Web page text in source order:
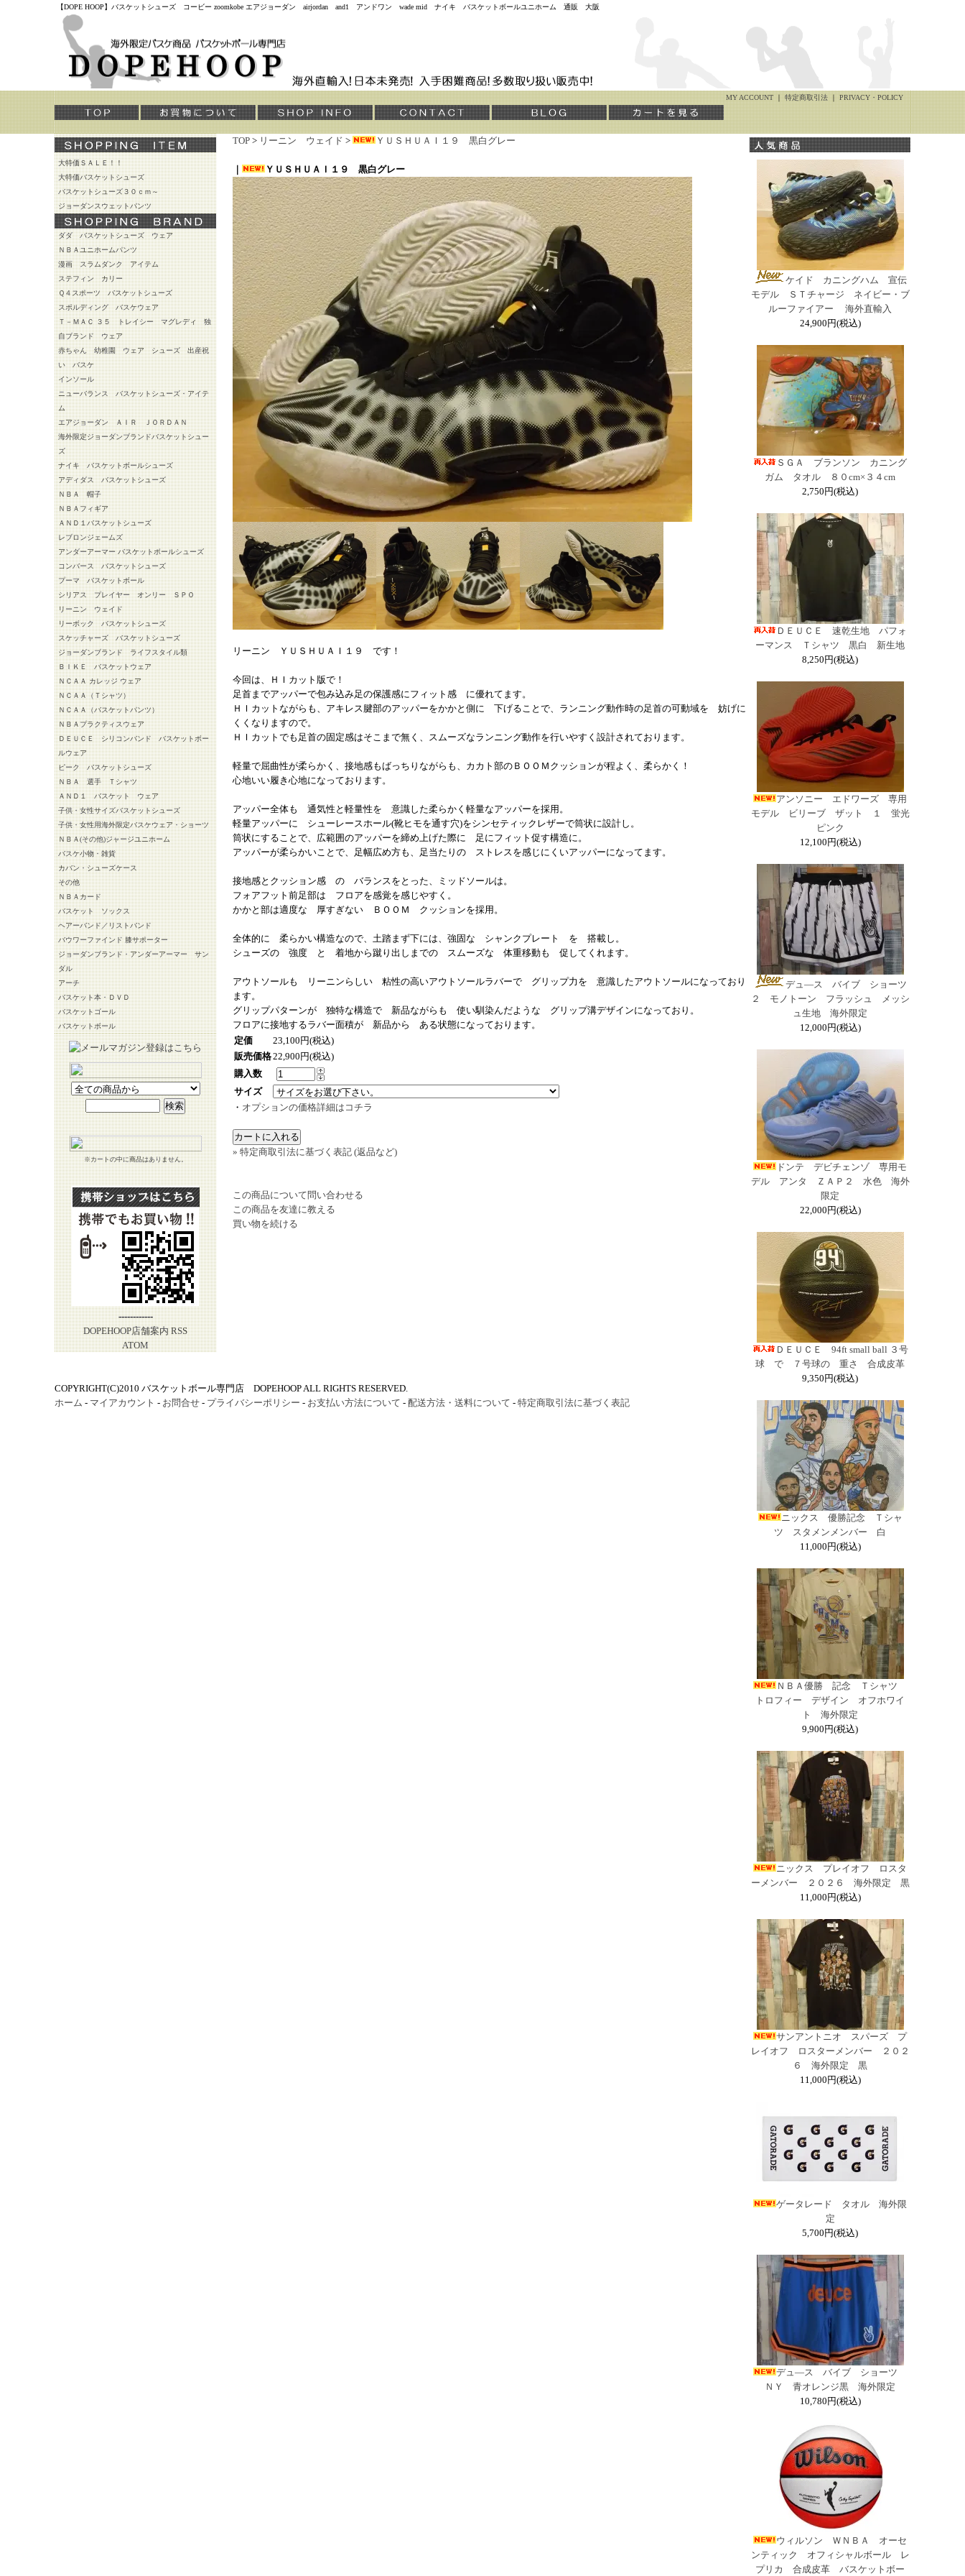
【DOPE HOOP】バスケットシューズ コービー zoomkobe エアジョーダン airjordan and1 アンドワン wade mid ナイキ バスケットボールユニホーム 通販 大阪
MY ACCOUNT｜特定商取引法｜PRIVACY・POLICY
大特価ＳＡＬＥ！！
大特価バスケットシューズ
バスケットシューズ３０ｃｍ～
ジョーダンスウェットパンツ
ダダ バスケットシューズ ウェア
ＮＢＡユニホームパンツ
漫画 スラムダンク アイテム
ステフィン カリー
Ｑ４スポーツ バスケットシューズ
スポルディング バスケウェア
Ｔ－ＭＡＣ ３５ トレイシー マグレディ 独
自ブランド ウェア
赤ちゃん 幼稚園 ウェア シューズ 出産祝
い バスケ
インソール
ニューバランス バスケットシューズ・アイテ
ム
エアジョーダン ＡＩＲ ＪＯＲＤＡＮ
海外限定ジョーダンブランドバスケットシュー
ズ
ナイキ バスケットボールシューズ
アディダス バスケットシューズ
ＮＢＡ 帽子
ＮＢＡフィギア
ＡＮＤ１バスケットシューズ
レブロンジェームズ
アンダーアーマー バスケットボールシューズ
コンバース バスケットシューズ
プーマ バスケットボール
シリアス プレイヤー オンリー ＳＰＯ
リーニン ウェイド
リーボック バスケットシューズ
スケッチャーズ バスケットシューズ
ジョーダンブランド ライフスタイル類
ＢＩＫＥ バスケットウェア
ＮＣＡＡ カレッジ ウェア
ＮＣＡＡ（Ｔシャツ）
ＮＣＡＡ（バスケットパンツ）
ＮＢＡプラクティスウェア
ＤＥＵＣＥ シリコンバンド バスケットボー
ルウェア
ピーク バスケットシューズ
ＮＢＡ 選手 Ｔシャツ
ＡＮＤ１ バスケット ウェア
子供・女性サイズバスケットシューズ
子供・女性用海外限定バスケウェア・ショーツ
ＮＢＡ(その他)ジャージユニホーム
バスケ小物・雑貨
カバン・シューズケース
その他
ＮＢＡカード
バスケット ソックス
ヘアーバンド／リストバンド
バウワーファインド 膝サポーター
ジョーダンブランド・アンダーアーマー サン
ダル
アーチ
バスケット本・ＤＶＤ
バスケットゴール
バスケットボール
※カートの中に商品はありません。
------------
DOPEHOOP店舗案内 RSS
ATOM
ケイド カニングハム 宣伝
モデル ＳＴチャージ ネイビー・ブ
ルーファイアー 海外直輸入
24,900円(税込)
ＳＧＡ ブランソン カニング
ガム タオル ８０cm×３４cm
2,750円(税込)
ＤＥＵＣＥ 速乾生地 パフォ
ーマンス Ｔシャツ 黒白 新生地
8,250円(税込)
アンソニー エドワーズ 専用
モデル ビリーブ ザット １ 蛍光
ピンク
12,100円(税込)
デュ―ス バイブ ショーツ
２ モノトーン フラッシュ メッシ
ュ生地 海外限定
12,000円(税込)
ドンテ デビチェンゾ 専用モ
デル アンタ ＺＡＰ２ 水色 海外
限定
22,000円(税込)
ＤＥＵＣＥ 94ft small ball ３号
球 で ７号球の 重さ 合成皮革
9,350円(税込)
ニックス 優勝記念 Ｔシャ
ツ スタメンメンバー 白
11,000円(税込)
ＮＢＡ優勝 記念 Ｔシャツ
トロフィー デザイン オフホワイ
ト 海外限定
9,900円(税込)
ニックス プレイオフ ロスタ
ーメンバー ２０２６ 海外限定 黒
11,000円(税込)
サンアントニオ スパーズ プ
レイオフ ロスターメンバー ２０２
６ 海外限定 黒
11,000円(税込)
ゲータレード タオル 海外限
定
5,700円(税込)
デュ―ス バイブ ショーツ
ＮＹ 青オレンジ黒 海外限定
10,780円(税込)
ウィルソン ＷＮＢＡ オーセ
ンティック オフィシャルボール レ
プリカ 合成皮革 バスケットボー
TOP > リーニン ウェイド > ＹＵＳＨＵＡＩ１９ 黒白グレー
ＹＵＳＨＵＡＩ１９ 黒白グレー
リーニン ＹＵＳＨＵＡＩ１９ です！
今回は、ＨＩカット版で！
足首までアッパーで包み込み足の保護感にフィット感 に優れてます。
ＨＩカットながらも、アキレス腱部のアッパーをかかと側に 下げることで、ランニング動作時の足首の可動域を 妨げに
くくなりますので。
ＨＩカットでも足首の固定感はそこまで無く、スムーズなランニング動作を行いやすく設計されております。
軽量で屈曲性が柔らかく、接地感もばっちりながらも、カカト部のＢＯＯＭクッションが程よく、柔らかく！
心地いい履き心地になっております。
アッパー全体も 通気性と軽量性を 意識した柔らかく軽量なアッパーを採用。
軽量アッパーに シューレースホール(靴ヒモを通す穴)をシンセティックレザーで筒状に設計し。
筒状にすることで、広範囲のアッパーを締め上げた際に 足にフィット促す構造に。
アッパーが柔らかいことで、足幅広め方も、足当たりの ストレスを感じにくいアッパーになってます。
接地感とクッション感 の バランスをとった、ミッドソールは。
フォアフット前足部は フロアを感覚を感じやすく。
かかと部は適度な 厚すぎない ＢＯＯＭ クッションを採用。
全体的に 柔らかい構造なので、土踏まず下には、強固な シャンクプレート を 搭載し。
シューズの 強度 と 着地から蹴り出しまでの スムーズな 体重移動も 促してくれます。
アウトソールも リーニンらしい 粘性の高いアウトソールラバーで グリップ力を 意識したアウトソールになっており
ます。
グリップパターンが 独特な構造で 新品ながらも 使い馴染んだような グリップ溝デザインになっており。
フロアに接地するラバー面積が 新品から ある状態になっております。
定価
23,100円(税込)
販売価格22,900円(税込)
購入数
サイズ
・ オプションの価格詳細はコチラ
» 特定商取引法に基づく表記 (返品など)
この商品について問い合わせる
この商品を友達に教える
買い物を続ける
COPYRIGHT(C)2010 バスケットボール専門店 DOPEHOOP ALL RIGHTS RESERVED.
ホーム - マイアカウント - お問合せ - プライバシーポリシー - お支払い方法について - 配送方法・送料について - 特定商取引法に基づく表記